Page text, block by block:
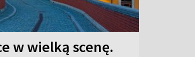
w wielką scenę.